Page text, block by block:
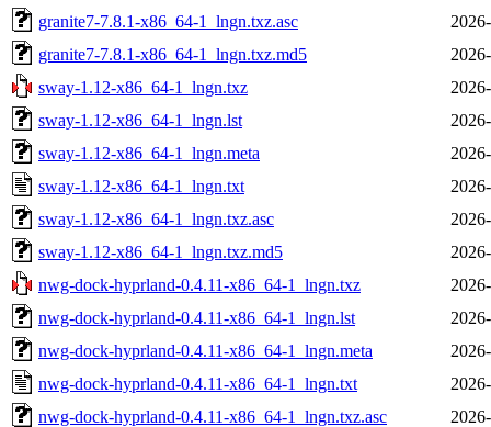
granite7-7.8.1-x86_64-1_lngn.txz.asc
granite7-7.8.1-x86_64-1_lngn.txz.md5
sway-1.12-x86_64-1_lngn.txz
sway-1.12-x86_64-1_lngn.lst
sway-1.12-x86_64-1_lngn.meta
sway-1.12-x86_64-1_lngn.txt
sway-1.12-x86_64-1_lngn.txz.asc
sway-1.12-x86_64-1_lngn.txz.md5
nwg-dock-hyprland-0.4.11-x86_64-1_lngn.txz
nwg-dock-hyprland-0.4.11-x86_64-1_lngn.lst
nwg-dock-hyprland-0.4.11-x86_64-1_lngn.meta
nwg-dock-hyprland-0.4.11-x86_64-1_lngn.txt
nwg-dock-hyprland-0.4.11-x86_64-1_lngn.txz.asc